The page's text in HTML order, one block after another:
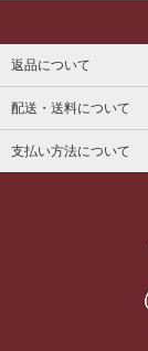
返品について
配送・送料について
支払い方法について